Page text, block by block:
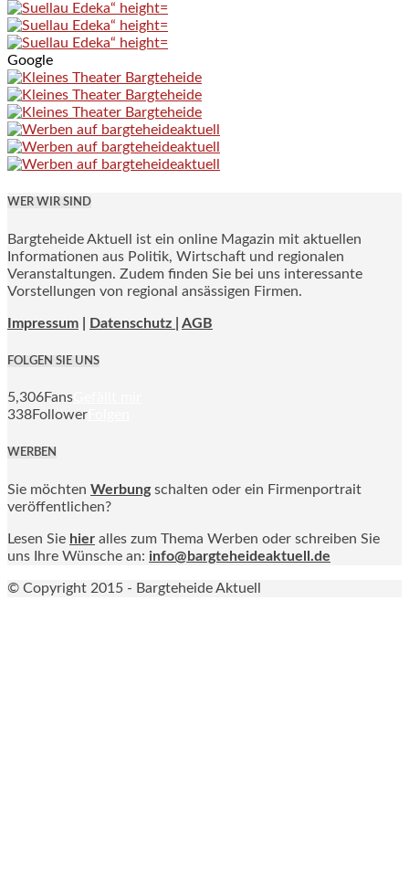
Google
WER WIR SIND
Bargteheide Aktuell ist ein online Magazin mit aktuellen
Informationen aus Politik, Wirtschaft und regionalen
Veranstaltungen. Zudem finden Sie bei uns interessante
Vorstellungen von regional ansässigen Firmen.
Impressum Datenschutz | AGB
FOLGEN SIE UNS
5,306Fans
338Follower
WERBEN
Sie möchten Werbung schalten oder ein Firmenportrait
veröffentlichen?
Lesen Sie hier alles zum Thema Werben oder schreiben Sie
uns Ihre Wünsche an: info@bargteheideaktuell.de
© Copyright 2015 - Bargteheide Aktuell